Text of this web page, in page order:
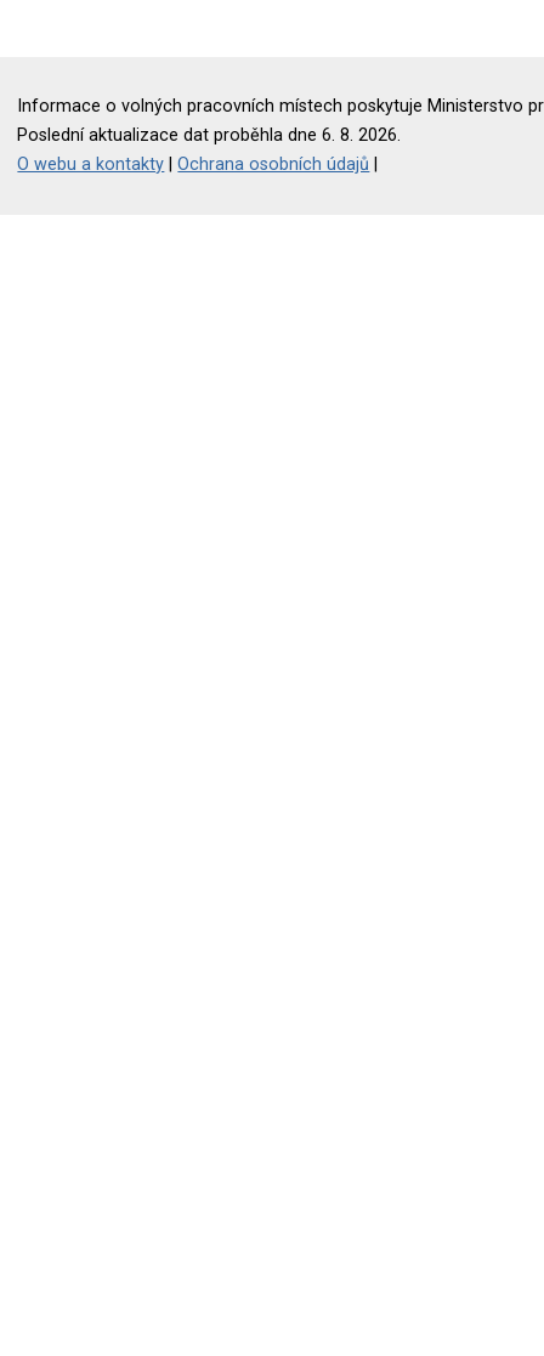
Informace o volných pracovních místech poskytuje Ministerstvo
Poslední aktualizace dat proběhla dne 6. 8. 2026.
O webu a kontakty |Ochrana osobních údajů